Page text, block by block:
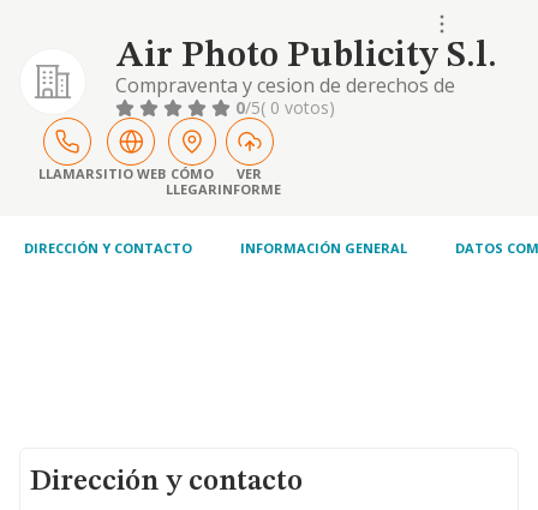
Air Photo Publicity S.l.
Compraventa y cesion de derechos de
deportistas y representacion de deportistas.
0/5( 0 votos)
LLAMARSITIO WEB CÓMO
LLEGAR
VER
INFORME
DIRECCIÓN Y CONTACTO INFORMACIÓN GENERAL DATOS
Dirección y contacto